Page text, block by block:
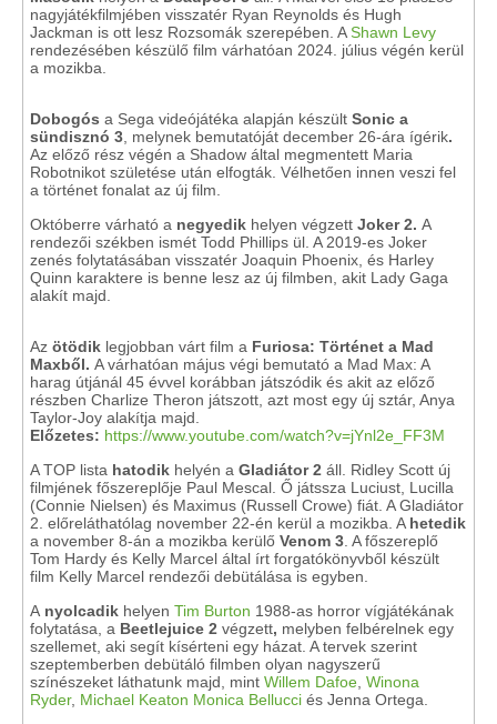
nagyjátékfilmjében visszatér Ryan Reynolds és Hugh
Jackman is ott lesz Rozsomák szerepében. AShawn Levy
rendezésében készülő film várhatóan 2024. július végén kerül
a mozikba.
Dobogós a Sega videójátéka alapján készült Sonic a
sündisznó 3 , melynek bemutatóját december 26-ára ígérik.
Az előző rész végén a Shadow által megmentett Maria
Robotnikot születése után elfogták. Vélhetően innen veszi fel
a történet fonalat az új film.
Októberre várható a negyedik helyen végzett Joker 2. A
rendezői székben ismét Todd Phillips ül. A 2019-es Joker
zenés folytatásában visszatér Joaquin Phoenix, és Harley
Quinn karaktere is benne lesz az új filmben, akit Lady Gaga
alakít majd.
Az ötödik legjobban várt film a Furiosa: Történet a Mad
Maxből. A várhatóan május végi bemutató a Mad Max: A
harag útjánál 45 évvel korábban játszódik és akit az előző
részben Charlize Theron játszott, azt most egy új sztár, Anya
Taylor-Joy alakítja majd.
Előzetes: https://www.youtube.com/watch?v=jYnl2e_FF3M
A TOP lista hatodik helyén a Gladiátor 2 áll. Ridley Scott új
filmjének főszereplője Paul Mescal. Ő játssza Luciust, Lucilla
(Connie Nielsen) és Maximus (Russell Crowe) fiát. A Gladiátor
2. előreláthatólag november 22-én kerül a mozikba. A hetedik
a november 8-án a mozikba kerülő Venom 3 . A főszereplő
Tom Hardy és Kelly Marcel által írt forgatókönyvből készült
film Kelly Marcel rendezői debütálása is egyben.
A nyolcadik helyen Tim Burton 1988-as horror vígjátékának
folytatása, a Beetlejuice 2 végzett, melyben felbérelnek egy
szellemet, aki segít kísérteni egy házat. A tervek szerint
szeptemberben debütáló filmben olyan nagyszerű
színészeket láthatunk majd, mint Willem Dafoe Winona
Ryder, Michael Keaton Monica Bellucci és Jenna Ortega.